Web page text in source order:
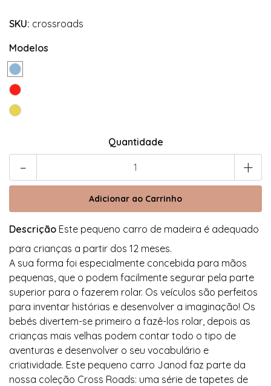
SKU: crossroads
Modelos
Quantidade
- +
Descrição Este pequeno carro de madeira é adequado
para crianças a partir dos 12 meses.
A sua forma foi especialmente concebida para mãos
pequenas, que o podem facilmente segurar pela parte
superior para o fazerem rolar. Os veículos são perfeitos
para inventar histórias e desenvolver a imaginação! Os
bebés divertem-se primeiro a fazê-los rolar, depois as
crianças mais velhas podem contar todo o tipo de
aventuras e desenvolver o seu vocabulário e
criatividade. Este pequeno carro Janod faz parte da
nossa coleção Cross Roads: uma série de tapetes de